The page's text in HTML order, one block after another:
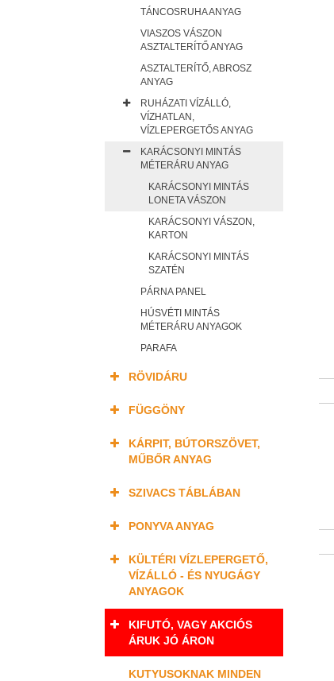
TÁNCOSRUHA ANYAG
VIASZOS VÁSZON
ASZTALTERÍTŐ ANYAG
ASZTALTERÍTŐ, ABROSZ
ANYAG
RUHÁZATI VÍZÁLLÓ,
VÍZHATLAN,
VÍZLEPERGETŐS ANYAG
KARÁCSONYI MINTÁS
MÉTERÁRU ANYAG
KARÁCSONYI MINTÁS
LONETA VÁSZON
KARÁCSONYI VÁSZON,
KARTON
KARÁCSONYI MINTÁS
SZATÉN
PÁRNA PANEL
HÚSVÉTI MINTÁS
MÉTERÁRU ANYAGOK
PARAFA
RÖVIDÁRU
FÜGGÖNY
KÁRPIT, BÚTORSZÖVET,
MŰBŐR ANYAG
SZIVACS TÁBLÁBAN
PONYVA ANYAG
KÜLTÉRI VÍZLEPERGETŐ,
VÍZÁLLÓ - ÉS NYUGÁGY
ANYAGOK
KIFUTÓ, VAGY AKCIÓS
ÁRUK JÓ ÁRON
KUTYUSOKNAK MINDEN